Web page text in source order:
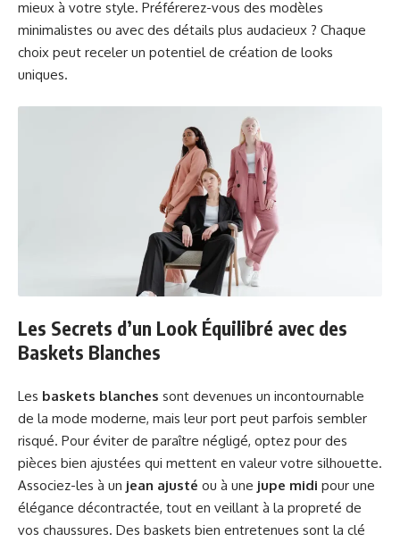
mieux à votre style. Préférerez-vous des modèles
minimalistes ou avec des détails plus audacieux ? Chaque
choix peut receler un potentiel de création de looks
uniques.
Les Secrets d’un Look Équilibré avec des
Baskets Blanches
Les baskets blanches sont devenues un incontournable
de la mode moderne, mais leur port peut parfois sembler
risqué. Pour éviter de paraître négligé, optez pour des
pièces bien ajustées qui mettent en valeur votre silhouette.
Associez-les à un jean ajusté ou à une jupe midi pour une
élégance décontractée, tout en veillant à la propreté de
vos chaussures. Des baskets bien entretenues sont la clé